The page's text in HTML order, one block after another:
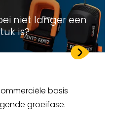
niet langer een
is?
basis
groeifase.